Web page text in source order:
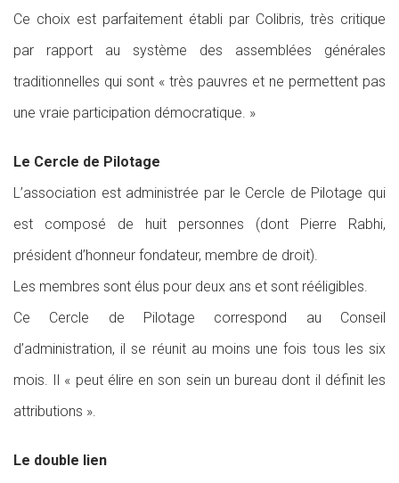
Ce choix est parfaitement établi par Colibris, très critique
par rapport au système des assemblées générales
traditionnelles qui sont « très pauvres et ne permettent pas
une vraie participation démocratique. »
Le Cercle de Pilotage
L’association est administrée par le Cercle de Pilotage qui
est composé de huit personnes (dont Pierre Rabhi,
président d’honneur fondateur, membre de droit).
Les membres sont élus pour deux ans et sont rééligibles.
Ce Cercle de Pilotage correspond au Conseil
d’administration, il se réunit au moins une fois tous les six
mois. Il « peut élire en son sein un bureau dont il définit les
attributions ».
Le double lien